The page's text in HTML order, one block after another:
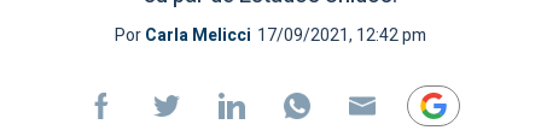
PorCarla Melicci 17/09/2021, 12:42 pm